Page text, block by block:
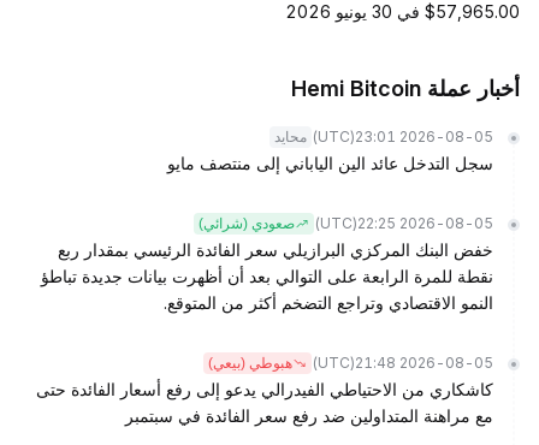
$57,965.00 في 30 يونيو 2026
أخبار عملة Hemi Bitcoin
2026-08-05 23:01
(UTC) محايد
سجل التدخل عائد الين الياباني إلى منتصف مايو
2026-08-05 22:25
(UTC) صعودي (شرائي)
خفض البنك المركزي البرازيلي سعر الفائدة الرئيسي بمقدار ربع
نقطة للمرة الرابعة على التوالي بعد أن أظهرت بيانات جديدة تباطؤ
النمو الاقتصادي وتراجع التضخم أكثر من المتوقع.
2026-08-05 21:48
(UTC) هبوطي (بيعي)
كاشكاري من الاحتياطي الفيدرالي يدعو إلى رفع أسعار الفائدة حتى
مع مراهنة المتداولين ضد رفع سعر الفائدة في سبتمبر